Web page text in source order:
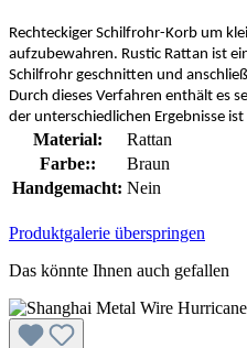
Rechteckiger Schilfrohr-Korb um
aufzubewahren. Rustic Rattan ist
Schilfrohr geschnitten und
Durch dieses Verfahren enthält es
der unterschiedlichen Ergebnisse
Material:
Rattan
Farbe::
Braun
Handgemacht: Nein
Produktgalerie überspringen
Das könnte Ihnen auch gefallen